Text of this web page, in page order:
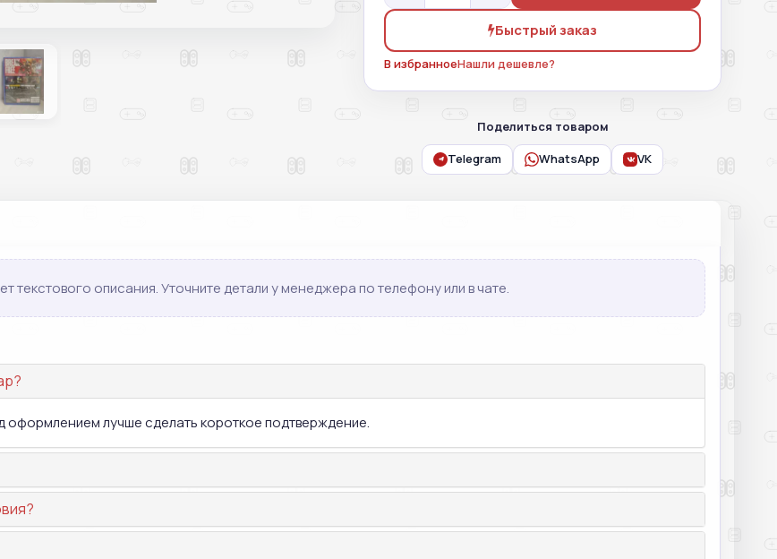
Быстрый заказ
В избранноеНашли дешевле?
Поделиться товаром
Telegram WhatsApp VK
текстового описания. Уточните детали у менеджера по телефону или в чате.
оформлением лучше сделать короткое подтверждение.